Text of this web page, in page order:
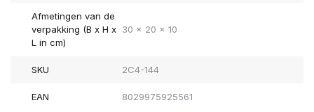
Afmetingen van de
verpakking (B x H x
L in cm)
30 x 20 x 10
SKU 2C4-144
EAN 8029975925561